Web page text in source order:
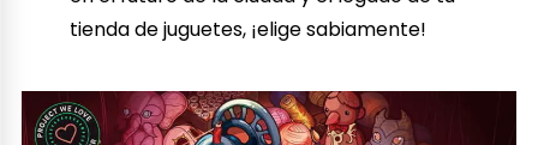
tienda de juguetes, ¡elige sabiamente!